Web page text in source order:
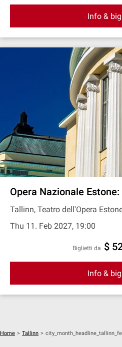
Info &
Opera Nazionale
Tallinn, Teatro dell'Opera
Thu 11. Feb 2027, 19:00
Biglietti da $
Info &
Home > Tallinn >